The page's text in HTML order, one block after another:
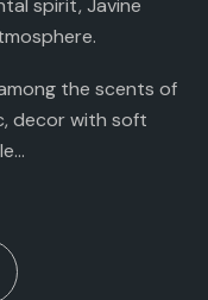
spirit, Javine
the scents of
decor with soft